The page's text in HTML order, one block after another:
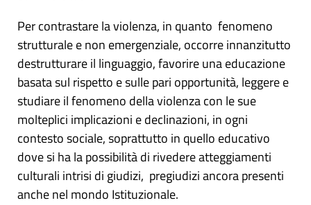
Per contrastare la violenza, in quanto fenomeno
strutturale e non emergenziale, occorre innanzitutto
destrutturare il linguaggio, favorire una educazione
basata sul rispetto e sulle pari opportunità, leggere e
studiare il fenomeno della violenza con le sue
molteplici implicazioni e declinazioni, in ogni
contesto sociale, soprattutto in quello educativo
dove si ha la possibilità di rivedere atteggiamenti
culturali intrisi di giudizi, pregiudizi ancora presenti
anche nel mondo Istituzionale.